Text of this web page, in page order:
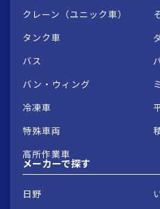
クレーン（ユニック車）
タンク車
バス
バン・ウィング
冷凍車
特殊車両
高所作業車
メーカーで探す
日野